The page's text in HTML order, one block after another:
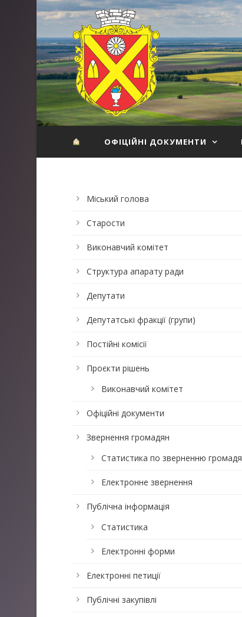
ОФІЦІЙНІ ДОКУМЕНТИ
Міський голова
Старости
Виконавчий комітет
Структура апарату ради
Депутати
Депутатські фракції (групи)
Постійні комісії
Проєкти рішень
Виконавчий комітет
Офіційні документи
Звернення громадян
Статистика по зверненню
Електронне звернення
Публічна інформація
Статистика
Електронні форми
Електронні петиції
Публічні закупівлі